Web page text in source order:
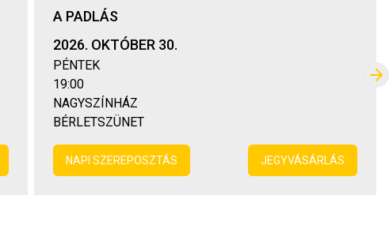
A PADLÁS
2026. OKTÓBER 30.
PÉNTEK
19:00
NAGYSZÍNHÁZ
BÉRLETSZÜNET
NAPI SZEREPOSZTÁS JEGYVÁSÁRLÁS